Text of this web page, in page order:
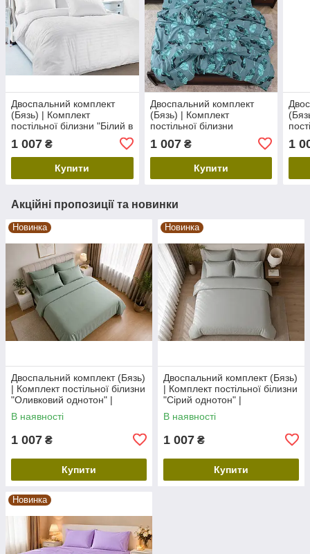
Двоспальний комплект
(Бязь) | Комплект
постільної білизни "Білий в
200х220 см, білий
1 007 ₴
Купити
Двоспальний комплект
(Бязь) | Комплект
постільної білизни
Простирадло 200х220 см
1 007₴
Купити
1
Акційні пропозиції та новинки
Новинка
Двоспальний комплект (Бязь)
| Комплект постільної білизни
"Оливковий однотон" |
Простирадло 200х220 см
В наявності
1 007 ₴
Купити
Новинка
Двоспальний комплект (Бязь)
| Комплект постільної білизни
"Сірий однотон" |
Простирадло 200х220 см
В наявності
1 007 ₴
Купити
Новинка